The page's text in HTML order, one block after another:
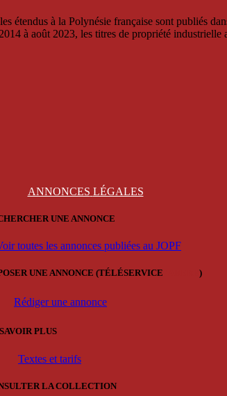
étendus à la Polynésie française sont publiés
à août 2023, les titres de propriété
ANNONCES LÉGALES
UNE ANNONCE
toutes les annonces publiées au JOPF
UNE ANNONCE (TÉLÉSERVICE )
Rédiger une annonce
PLUS
Textes et tarifs
LA COLLECTION